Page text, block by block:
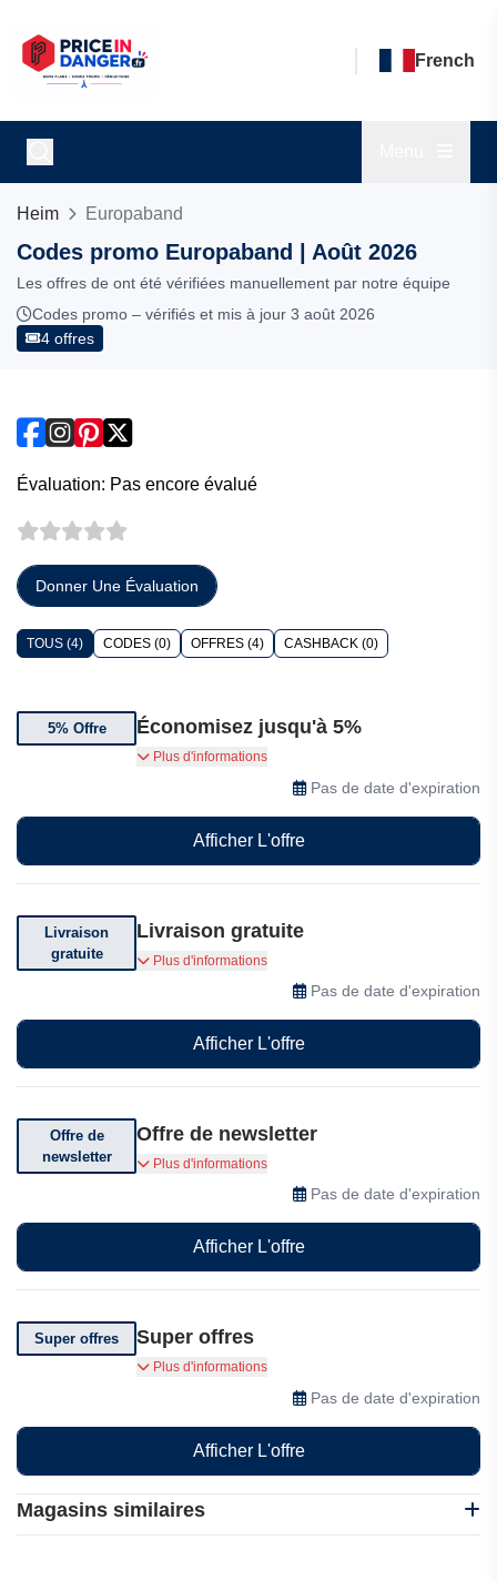
French
Heim Europaband
Codes promo Europaband | Août 2026
Les offres de ont été vérifiées manuellement par notre équipe
Codes promo – vérifiés et mis à jour 3 août 2026
4 offres
Magasins similaires
Évaluation: Pas encore évalué
Donner Une Évaluation
TOUS (4) CODES (0) OFFRES (4) CASHBACK (0)
5% Offre Économisez jusqu'à 5%
ABONNEZ-VOUS À LA NEWSLETTER
Bénéficiez de 5% de réduction sur votre
Plus d'informations
Pas de date d'expiration
Afficher L'offre
Livraison
gratuite
Livraison gratuite
Livraison gratuite à partir de 150€ d'achat chez
Plus d'informations
Pas de date d'expiration
Afficher L'offre
Offre de
newsletter
Offre de newsletter
Inscrivez-vous à la newsletter pour recevoir des
offres spéciales et des actualités
Plus d'informations
Pas de date d'expiration
Afficher L'offre
Super offres Super offres
Super Offres sur la Europaband
Plus d'informations
Pas de date d'expiration
Afficher L'offre